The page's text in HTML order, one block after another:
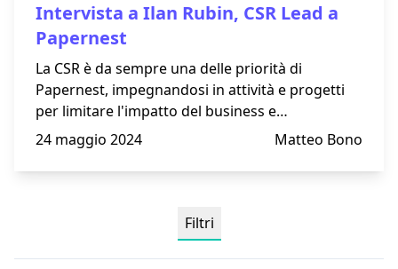
Intervista a Ilan Rubin, CSR Lead a
Papernest
La CSR è da sempre una delle priorità di
Papernest, impegnandosi in attività e progetti
per limitare l'impatto del business e
promuovere offerte green.
24 maggio 2024 Matteo Bono
Filtri